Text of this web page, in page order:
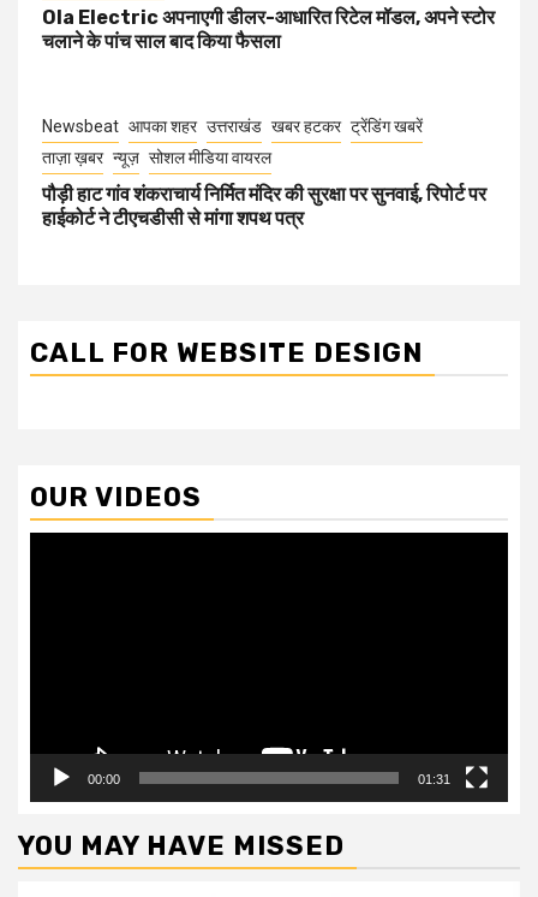
Ola Electric अपनाएगी डीलर-आधारित रिटेल मॉडल, अपने स्टोर
चलाने के पांच साल बाद किया फैसला
Newsbeat आपका शहर उत्तराखंड खबर हटकर ट्रेंडिंग खबरें
ताज़ा ख़बर न्यूज़ सोशल मीडिया वायरल
पौड़ी हाट गांव शंकराचार्य निर्मित मंदिर की सुरक्षा पर सुनवाई, रिपोर्ट पर
हाईकोर्ट ने टीएचडीसी से मांगा शपथ पत्र
CALL FOR WEBSITE DESIGN
OUR VIDEOS
00:00 01:31
YOU MAY HAVE MISSED